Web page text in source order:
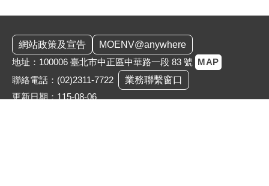
網站政策及宣告
MOENV@anywhere
地址：100006 臺北市中正區中華路一段 83 號 MAP
聯絡電話： (02)2311-7722
業務聯繫窗口
更新日期：115-08-06